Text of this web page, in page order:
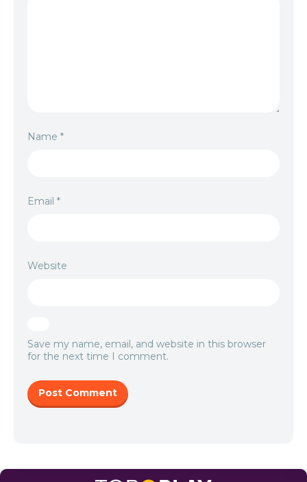
Name *
Email *
Website
Save my name, email, and website in this browser
for the next time I comment.